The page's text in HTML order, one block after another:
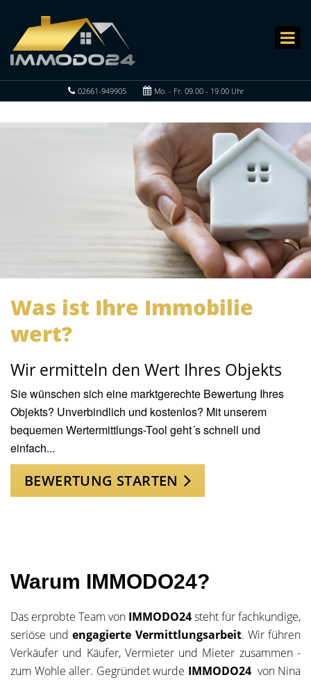
02661-949905 Mo. - Fr. 09.00 - 19.00 Uhr
Was ist Ihre Immobilie
wert?
Wir ermitteln den Wert Ihres Objekts
Sie wünschen sich eine marktgerechte Bewertung Ihres
Objekts? Unverbindlich und kostenlos? Mit unserem
bequemen Wertermittlungs-Tool geht´s schnell und
einfach...
BEWERTUNG STARTEN
Warum IMMODO24?
Das erprobte Team von IMMODO24steht für fachkundige,
seriöse undengagierte Vermittlungsarbeit. Wir führen
Verkäufer und Käufer, Vermieter und Mieter zusammen -
zum Wohle aller. Gegründet wurde IMMODO24 von Nina